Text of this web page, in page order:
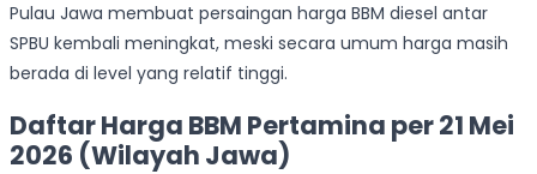
Pulau Jawa membuat persaingan harga BBM diesel antar
SPBU kembali meningkat, meski secara umum harga masih
berada di level yang relatif tinggi.
Daftar Harga BBM Pertamina per 21 Mei
2026 (Wilayah Jawa)